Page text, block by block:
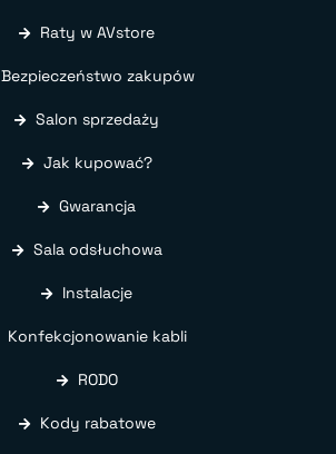
Raty w AVstore
Bezpieczeństwo zakupów
Salon sprzedaży
Jak kupować?
Gwarancja
Sala odsłuchowa
Instalacje
Konfekcjonowanie kabli
RODO
Kody rabatowe